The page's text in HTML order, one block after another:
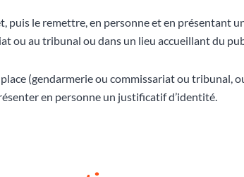
puis le remettre, en personne et en présentant
ou au tribunal ou dans un lieu accueillant du
(gendarmerie ou commissariat ou tribunal,
en personne un justificatif d’identité.